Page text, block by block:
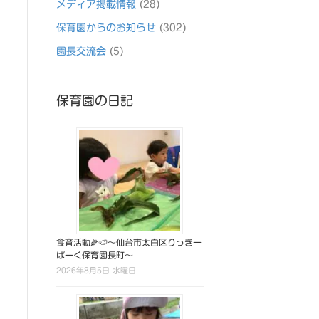
メディア掲載情報 (28)
保育園からのお知らせ(302)
園長交流会(5)
保育園の日記
食育活動🌽🍉～仙台市太白区りっきー
ぱーく保育園長町～
2026年8月5日 水曜日